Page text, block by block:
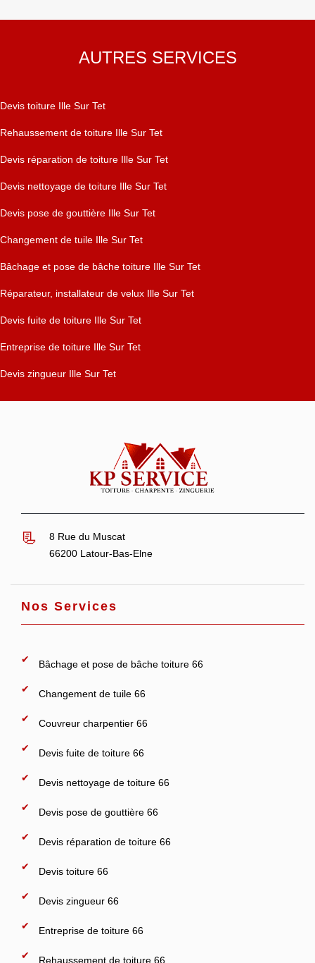
AUTRES SERVICES
Devis toiture Ille Sur Tet
Rehaussement de toiture Ille Sur Tet
Devis réparation de toiture Ille Sur Tet
Devis nettoyage de toiture Ille Sur Tet
Devis pose de gouttière Ille Sur Tet
Changement de tuile Ille Sur Tet
Bâchage et pose de bâche toiture Ille Sur Tet
Réparateur, installateur de velux Ille Sur Tet
Devis fuite de toiture Ille Sur Tet
Entreprise de toiture Ille Sur Tet
Devis zingueur Ille Sur Tet
8 Rue du Muscat
66200 Latour-Bas-Elne
Nos Services
Bâchage et pose de bâche toiture 66
Changement de tuile 66
Couvreur charpentier 66
Devis fuite de toiture 66
Devis nettoyage de toiture 66
Devis pose de gouttière 66
Devis réparation de toiture 66
Devis toiture 66
Devis zingueur 66
Entreprise de toiture 66
Rehaussement de toiture 66